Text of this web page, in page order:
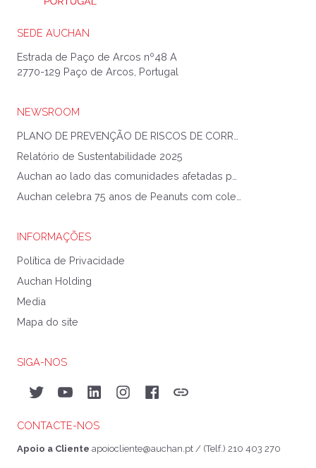
SEDE AUCHAN
Estrada de Paço de Arcos nº48 A
2770-129 Paço de Arcos, Portugal
NEWSROOM
Relatório de Sustentabilidade 2025
INFORMAÇÕES
Política de Privacidade
Auchan Holding
Media
Mapa do site
SIGA-NOS
TwitterYouTubeLinkedInInstagramFacebookAuchan&eu
CONTACTE-NOS
Apoio a Cliente apoiocliente@auchan.pt / (Telf.) 210 403 270